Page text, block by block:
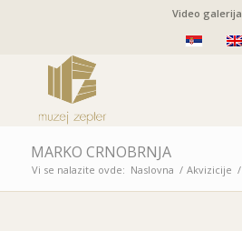
Video galerija
MARKO CRNOBRNJA
Vi se nalazite ovde: Naslovna / Akvizicije /